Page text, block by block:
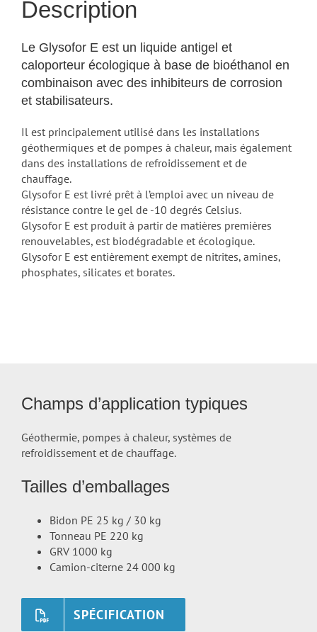
Description
Le Glysofor E est un liquide antigel et
caloporteur écologique à base de bioéthanol en
combinaison avec des inhibiteurs de corrosion
et stabilisateurs.
Il est principalement utilisé dans les installations
géothermiques et de pompes à chaleur, mais également
dans des installations de refroidissement et de
chauffage.
Glysofor E est livré prêt à l’emploi avec un niveau de
résistance contre le gel de -10 degrés Celsius.
Glysofor E est produit à partir de matières premières
renouvelables, est biodégradable et écologique.
Glysofor E est entièrement exempt de nitrites, amines,
phosphates, silicates et borates.
Champs d’application typiques
Géothermie, pompes à chaleur, systèmes de
refroidissement et de chauffage.
Tailles d’emballages
Bidon PE 25 kg / 30 kg
Tonneau PE 220 kg
GRV 1000 kg
Camion-citerne 24 000 kg
SPÉCIFICATION